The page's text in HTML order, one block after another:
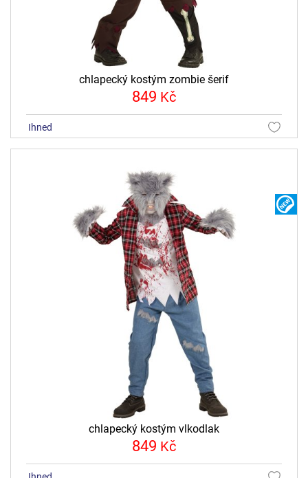
chlapecký kostým zombie šerif
849 Kč
ihned
chlapecký kostým vlkodlak
849 Kč